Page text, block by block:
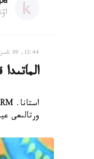
12:44, 09 تامىز 2026
ورتالىعى